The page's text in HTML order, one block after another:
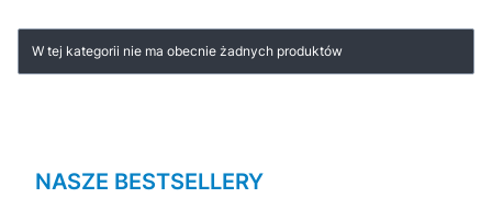
Lista produktów
W tej kategorii nie ma obecnie żadnych produktów
NASZE BESTSELLERY